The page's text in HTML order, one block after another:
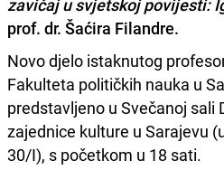
prof. dr. Šaćira Filandre.
Novo djelo istaknutog
Fakulteta političkih nauka u
predstavljeno u Svečanoj sali
zajednice kulture u Sarajevu
30/I), s početkom u 18 sati.